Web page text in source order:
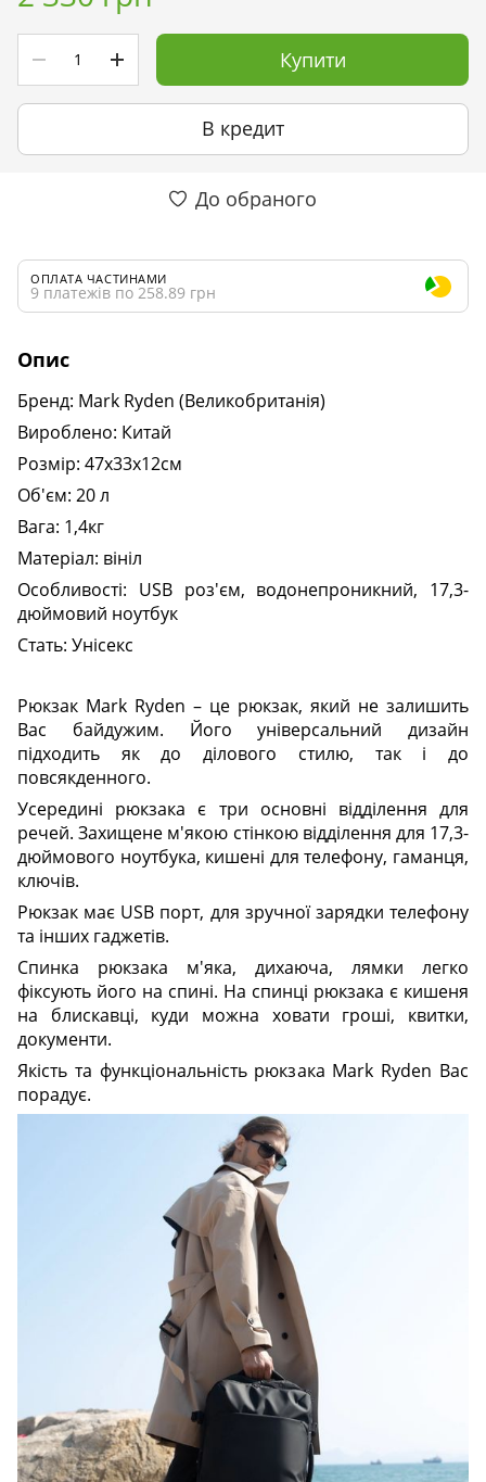
Купити
В кредит
До обраного
ОПЛАТА ЧАСТИНАМИ
9 платежів по 258.89 грн
Опис
Бренд: Mark Ryden (Великобританія)
Вироблено: Китай
Розмір: 47х33х12см
Об'єм: 20 л
Вага: 1,4кг
Матеріал: вініл
Особливості: USB роз'єм, водонепроникний, 17,3-
дюймовий ноутбук
Стать: Унісекс
Рюкзак Mark Ryden – це рюкзак, який не залишить
Вас байдужим. Його універсальний дизайн
підходить як до ділового стилю, так і до
повсякденного.
Усередині рюкзака є три основні відділення для
речей. Захищене м'якою стінкою відділення для 17,3-
дюймового ноутбука, кишені для телефону, гаманця,
ключів.
Рюкзак має USB порт, для зручної зарядки телефону
та інших гаджетів.
Спинка рюкзака м'яка, дихаюча, лямки легко
фіксують його на спині. На спинці рюкзака є кишеня
на блискавці, куди можна ховати гроші, квитки,
документи.
Якість та функціональність рюкзака Mark Ryden Вас
порадує.